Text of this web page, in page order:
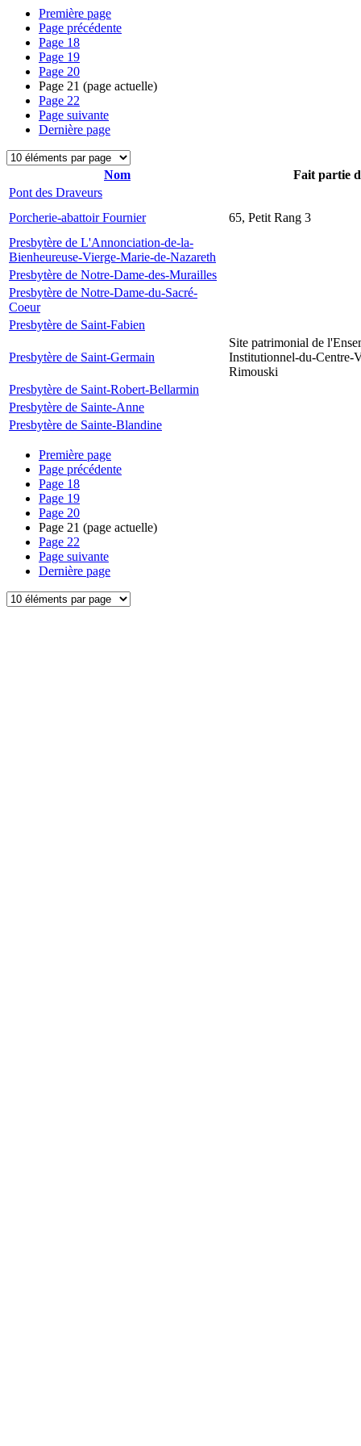
Première page
Page précédente
Page 18
Page 19
Page 20
Page 21 (page actuelle)
Page 22
Page suivante
Dernière page
Nom
Fait partie
Pont des Draveurs
Porcherie-abattoir Fournier
65, Petit Rang 3
Presbytère de L'Annonciation-de-la-
Bienheureuse-Vierge-Marie-de-Nazareth
Presbytère de Notre-Dame-des-Murailles
Presbytère de Notre-Dame-du-Sacré-
Coeur
Presbytère de Saint-Fabien
Presbytère de Saint-Germain
Site patrimonial de
Institutionnel-du-Centre-
Rimouski
Presbytère de Saint-Robert-Bellarmin
Presbytère de Sainte-Anne
Presbytère de Sainte-Blandine
Première page
Page précédente
Page 18
Page 19
Page 20
Page 21 (page actuelle)
Page 22
Page suivante
Dernière page